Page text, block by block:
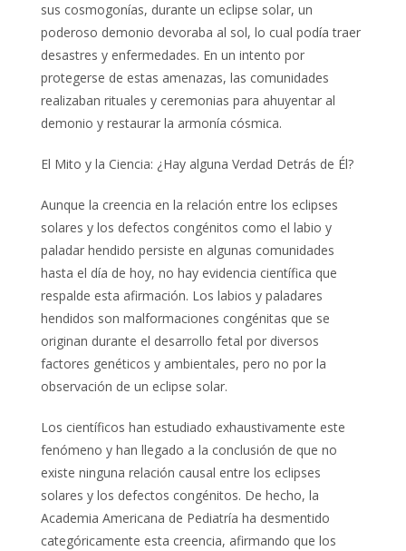
sus cosmogonías, durante un eclipse solar, un
poderoso demonio devoraba al sol, lo cual podía traer
desastres y enfermedades. En un intento por
protegerse de estas amenazas, las comunidades
realizaban rituales y ceremonias para ahuyentar al
demonio y restaurar la armonía cósmica.
El Mito y la Ciencia: ¿Hay alguna Verdad Detrás de Él?
Aunque la creencia en la relación entre los eclipses
solares y los defectos congénitos como el labio y
paladar hendido persiste en algunas comunidades
hasta el día de hoy, no hay evidencia científica que
respalde esta afirmación. Los labios y paladares
hendidos son malformaciones congénitas que se
originan durante el desarrollo fetal por diversos
factores genéticos y ambientales, pero no por la
observación de un eclipse solar.
Los científicos han estudiado exhaustivamente este
fenómeno y han llegado a la conclusión de que no
existe ninguna relación causal entre los eclipses
solares y los defectos congénitos. De hecho, la
Academia Americana de Pediatría ha desmentido
categóricamente esta creencia, afirmando que los